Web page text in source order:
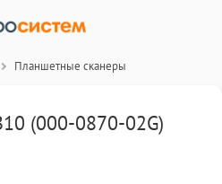
Планшетные сканеры
(000-0870-02G)